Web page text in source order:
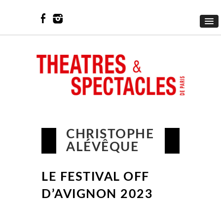
CHRISTOPHE
ALÉVÊQUE
LE FESTIVAL OFF
D’AVIGNON 2023